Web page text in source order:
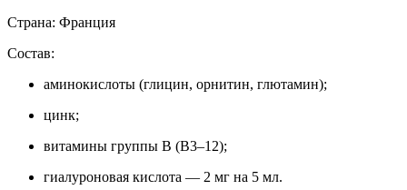
Страна: Франция
Состав:
аминокислоты (глицин, орнитин, глютамин);
цинк;
витамины группы В (В3–12);
гиалуроновая кислота — 2 мг на 5 мл.